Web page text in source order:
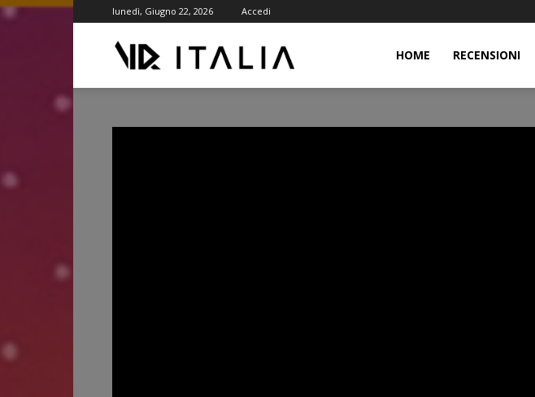
lunedì, Giugno 22, 2026 Accedi
HOME RECENSIONI